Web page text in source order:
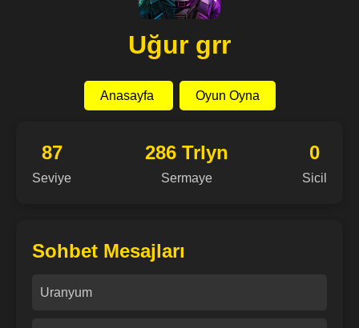
Uğur grr
Anasayfa Oyun Oyna
87
Seviye
286 Trlyn
Sermaye
0
Sicil
Sohbet Mesajları
Uranyum